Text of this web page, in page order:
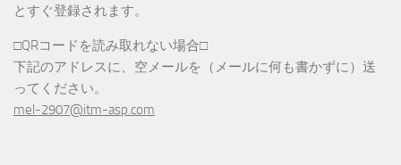
とすぐ登録されます。
□QRコードを読み取れない場合□
下記のアドレスに、空メールを（メールに何も書かずに）送
ってください。
mel-2907@itm-asp.com